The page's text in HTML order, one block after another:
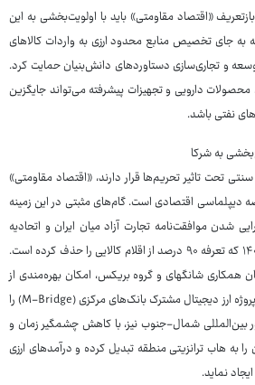
«اقتصاد مقاومتی» باید با اولویت‌بخشی به این
به جای تخصیص منابع محدود ارزی به واردات کالاهای
و تجاری‌سازی دستاوردهای دانش‌بنیان حمایت کرد.
دارویی و تجهیزات پیشرفته می‌تواند جایگزین
نفتی باشد.
به شرکا
تحت تاثیر تحریم‌ها قرار دارند، «اقتصاد مقاومتی»
دیپلماسی اقتصادی است. گام‌های مثبتی در این زمینه
شدن موافقت‌نامه تجارت آزاد میان ایران و اتحادیه
اقتصادی اوراسیا از اردیبهشت ۱۴۰۴ که تعرفه ۹۰ درصد از اقلام کالایی را حذف کرده است.
همکاری شانگهای و گروه بریکس، امکان بهره‌مندی از
سازوکارهای مالی جایگزین مانند پروژه ارز دیجیتال مشترک بانک‌های مرکزی (M-Bridge) را
بین‌المللی شمال-جنوب نیز، با کاهش چشمگیر زمان و
را به هاب ترانزیتی منطقه تبدیل کرده و درآمدهای ارزی
نماید.